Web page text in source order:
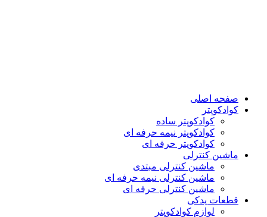
صفحه اصلی
کوادکوپتر
کوادکوپتر ساده
کوادکوپتر نیمه حرفه ای
کوادکوپتر حرفه ای
ماشین کنترلی
ماشین کنترلی مبتدی
ماشین کنترلی نیمه حرفه ای
ماشین کنترلی حرفه ای
قطعات یدکی
لوازم کوادکوپتر